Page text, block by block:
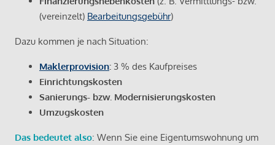
(vereinzelt) Bearbeitungsgebühr)
Dazu kommen je nach Situation:
Maklerprovision: 3 % des Kaufpreises
Einrichtungskosten
Sanierungs- bzw. Modernisierungskosten
Umzugskosten
Das bedeutet also: Wenn Sie eine Eigentumswohnung um